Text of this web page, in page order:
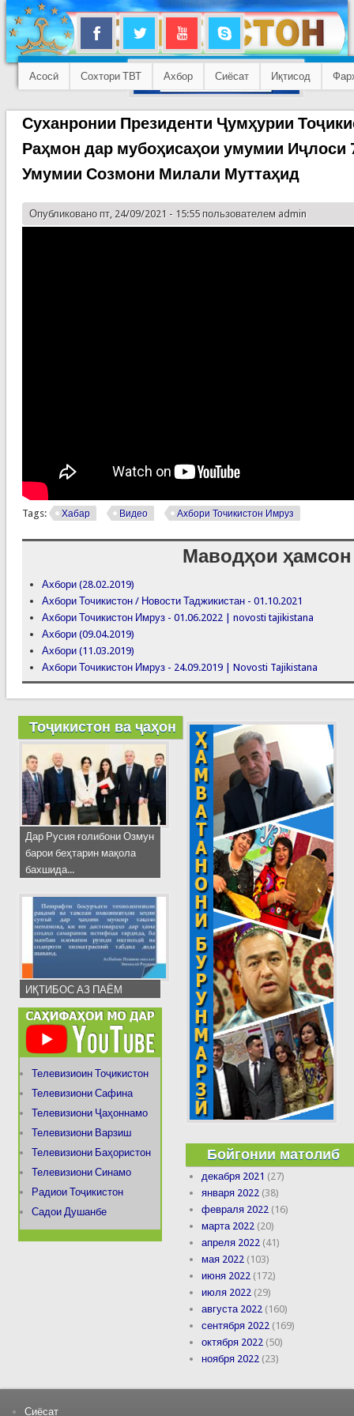
Асосӣ Сохтори ТВТ Ахбор Сиёсат Иқтисод
Суханронии Президенти Ҷумҳурии
Раҳмон дар мубоҳисаҳои умумии
Умумии Созмони Милали Муттаҳид
Опубликовано пт, 24/09/2021 - 15:55 пользователем admin
Tags: Хабар Видео Ахбори Точикистон Имруз
Маводҳои ҳамсон
Ахбори (28.02.2019)
Ахбори Точикистон / Новости Таджикистан - 01.10.2021
Ахбори Точикистон Имруз - 01.06.2022 | novosti tajikistana
Ахбори (09.04.2019)
Ахбори (11.03.2019)
Ахбори Точикистон Имруз - 24.09.2019 | Novosti Tajikistana
Тоҷикистон ва ҷаҳон
Дар Русия ғолибони Озмун
барои беҳтарин мақола
бахшида...
ИҚТИБОС АЗ ПАЁМ
Телевизиоин Тоҷикистон
Телевизиони Сафина
Телевизиони Ҷаҳоннамо
Телевизиони Варзиш
Телевизиони Баҳористон
Телевизиони Синамо
Радиои Тоҷикистон
Садои Душанбе
Бойгонии матолиб
декабря 2021 (27)
января 2022 (38)
февраля 2022 (16)
марта 2022 (20)
апреля 2022 (41)
мая 2022 (103)
июня 2022 (172)
июля 2022 (29)
августа 2022 (160)
сентября 2022 (169)
октября 2022 (50)
ноября 2022 (23)
Сиёсат